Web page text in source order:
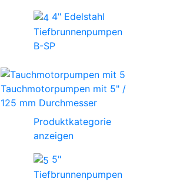
4" Edelstahl
Tiefbrunnenpumpen
B-SP
Tauchmotorpumpen mit 5" /
125 mm Durchmesser
Produktkategorie
anzeigen
5"
Tiefbrunnenpumpen